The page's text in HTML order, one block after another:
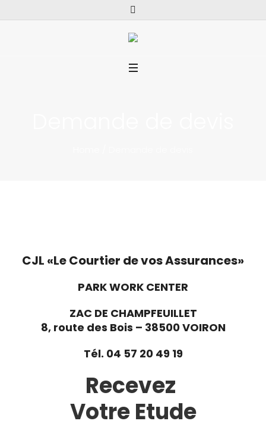
CJL «Le Courtier de vos Assurances»
PARK WORK CENTER
ZAC DE CHAMPFEUILLET
8, route des Bois – 38500 VOIRON
Tél. 04 57 20 49 19
Recevez
Votre Etude